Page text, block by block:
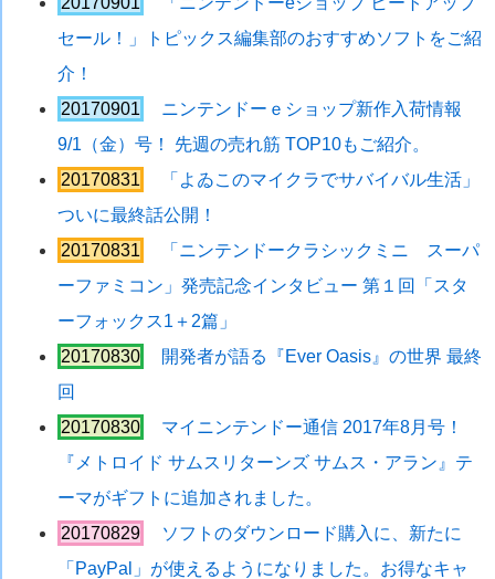
セール！」トピックス編集部のおすすめソフトをご紹
介！
20170901
ニンテンドーｅショップ新作入荷情報
9/1（金）号！ 先週の売れ筋 TOP10もご紹介。
20170831
「よゐこのマイクラでサバイバル生活」
ついに最終話公開！
20170831
「ニンテンドークラシックミニ スーパ
ーファミコン」発売記念インタビュー 第１回「スタ
ーフォックス1＋2篇」
20170830
開発者が語る『Ever Oasis』の世界 最終
回
20170830
マイニンテンドー通信 2017年8月号！
『メトロイド サムスリターンズ サムス・アラン』テ
ーマがギフトに追加されました。
20170829
ソフトのダウンロード購入に、新たに
「PayPal」が使えるようになりました。お得なキャ